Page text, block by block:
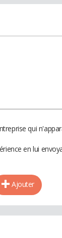
qui
en lui
Ajouter